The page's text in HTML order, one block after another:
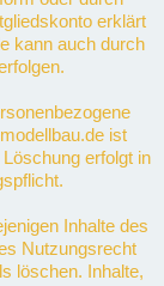
erklärt
kann auch durch
ist
erfolgt in
Inhalte des
Nutzungsrecht
löschen. Inhalte,